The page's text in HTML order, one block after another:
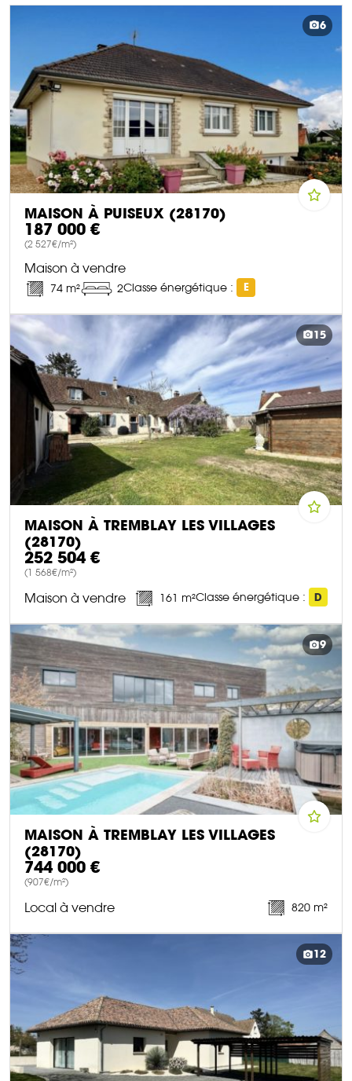
6
MAISON À PUISEUX (28170)
187 000 €
(2 527€/m²)
Maison à vendre
74 m² 2Classe énergétique : E
DÉCOUVRIR CE BIEN
15
MAISON À TREMBLAY LES VILLAGES
(28170)
252 504 €
(1 568€/m²)
Maison à vendre 161 m²Classe énergétique : D
DÉCOUVRIR CE BIEN
9
MAISON À TREMBLAY LES VILLAGES
(28170)
744 000 €
(907€/m²)
Local à vendre 820 m²
DÉCOUVRIR CE BIEN
12